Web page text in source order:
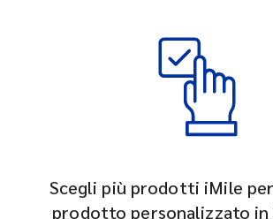
Scegli più prodotti iMile
prodotto personalizzato in